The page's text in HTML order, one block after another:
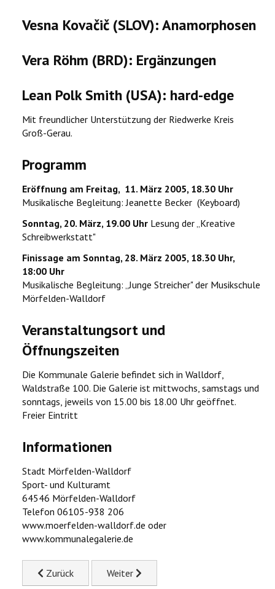
Vesna Kovačič (SLOV): Anamorphosen
Vera Röhm (BRD): Ergänzungen
Lean Polk Smith (USA): hard-edge
Mit freundlicher Unterstützung der Riedwerke Kreis
Groß-Gerau.
Programm
Eröffnung am Freitag, 11. März 2005, 18.30 Uhr
Musikalische Begleitung: Jeanette Becker (Keyboard)
Sonntag, 20. März, 19.00 Uhr Lesung der „Kreative
Schreibwerkstatt"
Finissage am Sonntag, 28. März 2005, 18.30 Uhr,
18:00 Uhr
Musikalische Begleitung: „Junge Streicher" der Musikschule
Mörfelden-Walldorf
Veranstaltungsort und
Öffnungszeiten
Die Kommunale Galerie befindet sich in Walldorf,
Waldstraße 100. Die Galerie ist mittwochs, samstags und
sonntags, jeweils von 15.00 bis 18.00 Uhr geöffnet.
Freier Eintritt
Informationen
Stadt Mörfelden-Walldorf
Sport- und Kulturamt
64546 Mörfelden-Walldorf
Telefon 06105-938 206
www.moerfelden-walldorf.de oder
www.kommunalegalerie.de
Previous article: Kunst aus der Partnerstadt Wageningen
Zurück Next article: Künstler aus Mörfelden-
Weiter